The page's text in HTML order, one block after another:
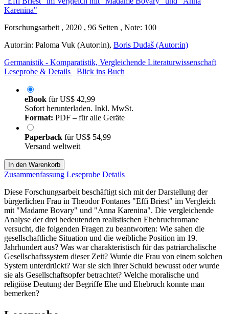
Forschungsarbeit , 2020 , 96 Seiten , Note: 100
Autor:in: Paloma Vuk (Autor:in), Boris Dudaš (Autor:in)
Germanistik - Komparatistik, Vergleichende Literaturwissenschaft
Leseprobe & Details
Blick ins Buch
eBook fürUS$ 42,99
Sofort herunterladen. Inkl. MwSt.
Format: PDF – für alle Geräte
Paperback fürUS$ 54,99
Versand weltweit
In den Warenkorb
Zusammenfassung Leseprobe Details
Diese Forschungsarbeit beschäftigt sich mit der Darstellung der
bürgerlichen Frau in Theodor Fontanes "Effi Briest" im Vergleich
mit "Madame Bovary" und "Anna Karenina". Die vergleichende
Analyse der drei bedeutenden realistischen Ehebruchromane
versucht, die folgenden Fragen zu beantworten: Wie sahen die
gesellschaftliche Situation und die weibliche Position im 19.
Jahrhundert aus? Was war charakteristisch für das patriarchalische
Gesellschaftssystem dieser Zeit? Wurde die Frau von einem solchen
System unterdrückt? War sie sich ihrer Schuld bewusst oder wurde
sie als Gesellschaftsopfer betrachtet? Welche moralische und
religiöse Deutung der Begriffe Ehe und Ehebruch konnte man
bemerken?